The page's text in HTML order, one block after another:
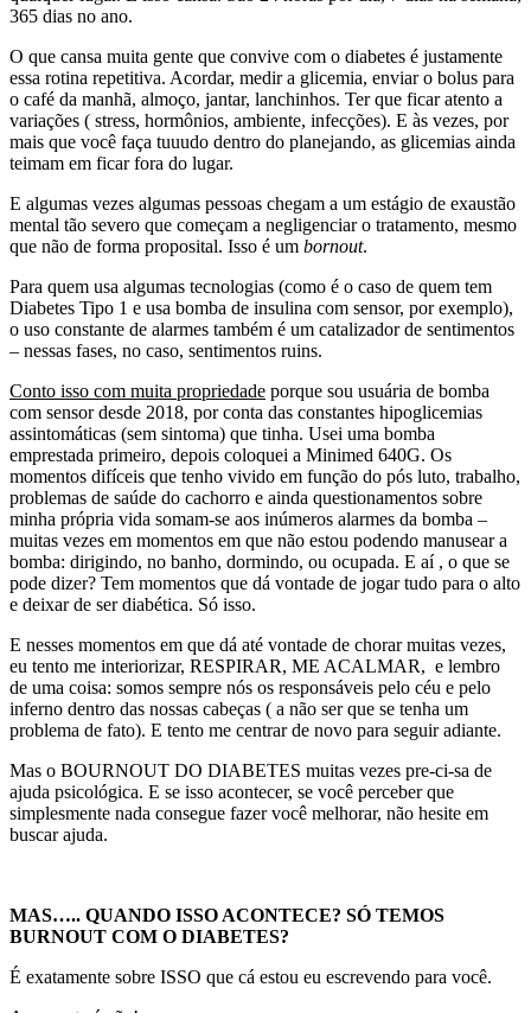
365 dias no ano.
O que cansa muita gente que convive com o diabetes é justamente
essa rotina repetitiva. Acordar, medir a glicemia, enviar o bolus para
o café da manhã, almoço, jantar, lanchinhos. Ter que ficar atento a
variações ( stress, hormônios, ambiente, infecções). E às vezes, por
mais que você faça tuuudo dentro do planejando, as glicemias ainda
teimam em ficar fora do lugar.
E algumas vezes algumas pessoas chegam a um estágio de exaustão
mental tão severo que começam a negligenciar o tratamento, mesmo
que não de forma proposital. Isso é um bornout.
Para quem usa algumas tecnologias (como é o caso de quem tem
Diabetes Tipo 1 e usa bomba de insulina com sensor, por exemplo),
o uso constante de alarmes também é um catalizador de sentimentos
– nessas fases, no caso, sentimentos ruins.
Conto isso com muita propriedade porque sou usuária de bomba
com sensor desde 2018, por conta das constantes hipoglicemias
assintomáticas (sem sintoma) que tinha. Usei uma bomba
emprestada primeiro, depois coloquei a Minimed 640G. Os
momentos difíceis que tenho vivido em função do pós luto, trabalho,
problemas de saúde do cachorro e ainda questionamentos sobre
minha própria vida somam-se aos inúmeros alarmes da bomba –
muitas vezes em momentos em que não estou podendo manusear a
bomba: dirigindo, no banho, dormindo, ou ocupada. E aí , o que se
pode dizer? Tem momentos que dá vontade de jogar tudo para o alto
e deixar de ser diabética. Só isso.
E nesses momentos em que dá até vontade de chorar muitas vezes,
eu tento me interiorizar, RESPIRAR, ME ACALMAR, e lembro
de uma coisa: somos sempre nós os responsáveis pelo céu e pelo
inferno dentro das nossas cabeças ( a não ser que se tenha um
problema de fato). E tento me centrar de novo para seguir adiante.
Mas o BOURNOUT DO DIABETES muitas vezes pre-ci-sa de
ajuda psicológica. E se isso acontecer, se você perceber que
simplesmente nada consegue fazer você melhorar, não hesite em
buscar ajuda.
MAS….. QUANDO ISSO ACONTECE? SÓ TEMOS
BURNOUT COM O DIABETES?
É exatamente sobre ISSO que cá estou eu escrevendo para você.